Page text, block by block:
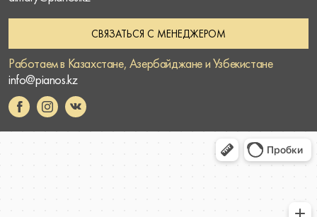
СВЯЗАТЬСЯ С МЕНЕДЖЕРОМ
Работаем в Казахстане, Азербайджане и Узбекистане
info@pianos.kz